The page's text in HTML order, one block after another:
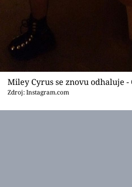
Miley Cyrus se znovu odhaluje -
Zdroj: Instagram.com